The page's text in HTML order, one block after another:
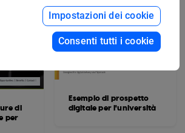
di
per
Esempio di prospetto
digitale per l'università
Impostazioni dei cookie
Consenti tutti i cookie